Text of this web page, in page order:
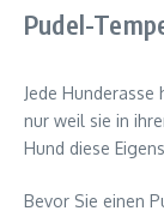
Pudel-
Jede
nur weil sie in
Hund diese
Bevor Sie einen